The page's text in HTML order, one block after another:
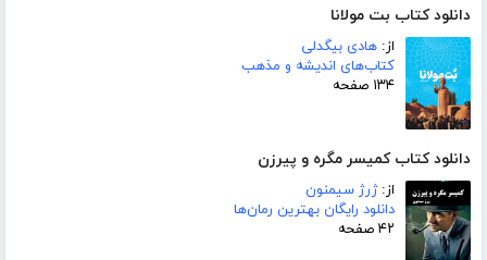
دانلود کتاب بت مولانا
از: هادی بیگدلی
کتاب‌های اندیشه و مذهب
۱۳۴ صفحه
دانلود کتاب کمیسر مگره و پیرزن
از:ژرژ سیمنون
دانلود رایگان بهترین رمان‌ها
۴۲ صفحه